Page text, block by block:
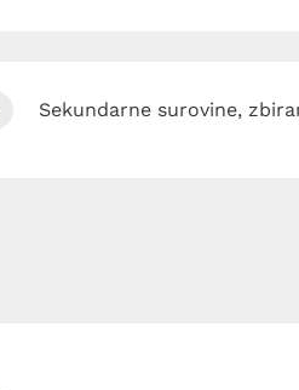
Sekundarne surovine,